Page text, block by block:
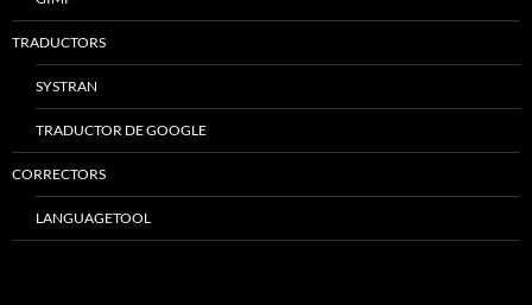
TRADUCTORS
SYSTRAN
TRADUCTOR DE GOOGLE
CORRECTORS
LANGUAGETOOL